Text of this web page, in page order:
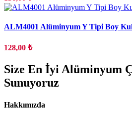
ALM4001 Alüminyum Y Tipi Boy
128,00 ₺
Size En İyi Alüminyum
Sunuyoruz
Hakkımızda